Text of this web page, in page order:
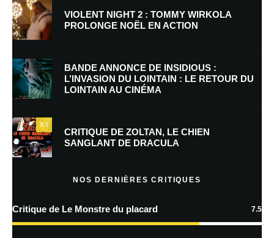
E-mail
Enregistrer mon nom, mon e-mail et mon site dans le navigateur pour
mon prochain commentaire.
Prévenez-moi de tous les nouveaux commentaires par e-mail.
Prévenez-moi de tous les nouveaux articles par e-mail.
En savoir
VIOLENT NIGHT 2 : TOMMY WIRKOLA
PROLONGE NOËL EN ACTION
BANDE ANNONCE DE INSIDIOUS :
L’INVASION DU LOINTAIN : LE RETOUR DU
LOINTAIN AU CINÉMA
7.5
CRITIQUE DE ZOLTAN, LE CHIEN
SANGLANT DE DRACULA
NOS DERNIÈRES CRITIQUES
Critique de Le Monstre du placard 7.5